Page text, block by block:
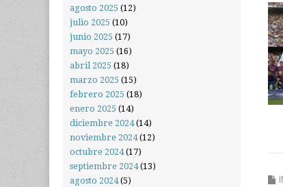
agosto 2025 (12)
julio 2025 (10)
junio 2025 (17)
mayo 2025 (16)
abril 2025 (18)
marzo 2025 (15)
febrero 2025 (18)
enero 2025 (14)
diciembre 2024(14)
noviembre 2024(12)
octubre 2024(17)
septiembre 2024(13)
agosto 2024(5)